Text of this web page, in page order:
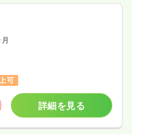
可
詳細を見る